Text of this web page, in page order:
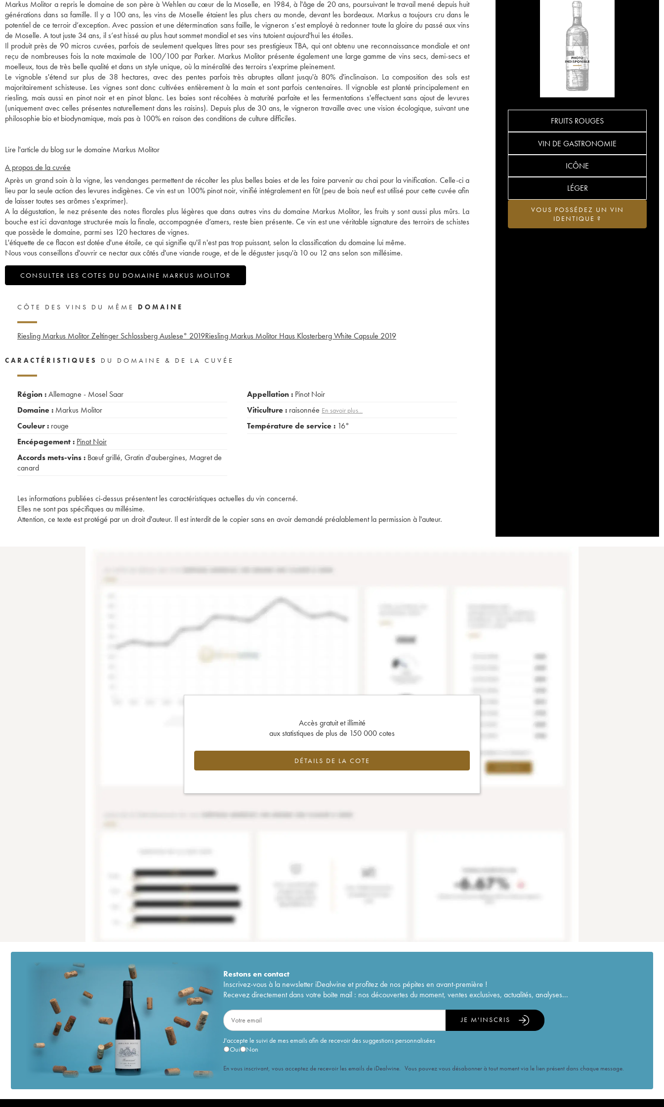
Markus Molitor a repris le domaine de son père à Wehlen au cœur de la Moselle, en 1984, à l'âge de 20 ans, poursuivant le travail mené depuis huit
générations dans sa famille. Il y a 100 ans, les vins de Moselle étaient les plus chers au monde, devant les bordeaux. Markus a toujours cru dans le
potentiel de ce terroir d’exception. Avec passion et une détermination sans faille, le vigneron s’est employé à redonner toute la gloire du passé aux vins
de Moselle. A tout juste 34 ans, il s’est hissé au plus haut sommet mondial et ses vins tutoient aujourd'hui les étoiles.
Il produit près de 90 micros cuvées, parfois de seulement quelques litres pour ses prestigieux TBA, qui ont obtenu une reconnaissance mondiale et ont
reçu de nombreuses fois la note maximale de 100/100 par Parker. Markus Molitor présente également une large gamme de vins secs, demi-secs et
moelleux, tous de très belle qualité et dans un style unique, où la minéralité des terroirs s'exprime pleinement.
Le vignoble s'étend sur plus de 38 hectares, avec des pentes parfois très abruptes allant jusqu'à 80% d'inclinaison. La composition des sols est
majoritairement schisteuse. Les vignes sont donc cultivées entièrement à la main et sont parfois centenaires. Il vignoble est planté principalement en
riesling, mais aussi en pinot noir et en pinot blanc. Les baies sont récoltées à maturité parfaite et les fermentations s'effectuent sans ajout de levures
(uniquement avec celles présentes naturellement dans les raisins). Depuis plus de 30 ans, le vigneron travaille avec une vision écologique, suivant une
philosophie bio et biodynamique, mais pas à 100% en raison des conditions de culture difficiles.
Lire l'article du blog sur le domaine Markus Molitor
A propos de la cuvée
Après un grand soin à la vigne, les vendanges permettent de récolter les plus belles baies et de les faire parvenir au chai pour la vinification. Celle-ci a
lieu par la seule action des levures indigènes. Ce vin est un 100% pinot noir, vinifié intégralement en fût (peu de bois neuf est utilisé pour cette cuvée afin
de laisser toutes ses arômes s'exprimer).
A la dégustation, le nez présente des notes florales plus légères que dans autres vins du domaine Markus Molitor, les fruits y sont aussi plus mûrs. La
bouche est ici davantage structurée mais la finale, accompagnée d’amers, reste bien présente. Ce vin est une véritable signature des terroirs de schistes
que possède le domaine, parmi ses 120 hectares de vignes.
L'étiquette de ce flacon est dotée d'une étoile, ce qui signifie qu'il n'est pas trop puissant, selon la classification du domaine lui même.
Nous vous conseillons d'ouvrir ce nectar aux côtés d'une viande rouge, et de le déguster jusqu'à 10 ou 12 ans selon son millésime.
CONSULTER LES COTES DU DOMAINE MARKUS MOLITOR
FRUITS ROUGES
VIN DE GASTRONOMIE
ICÔNE
LÉGER
VOUS POSSÉDEZ UN VIN
IDENTIQUE ?
CÔTE DES VINS DU MÊME DOMAINE
Riesling Markus Molitor Zeltinger Schlossberg Auslese° 2019Riesling Markus Molitor Haus Klosterberg White Capsule 2019
CARACTÉRISTIQUES DU DOMAINE & DE LA CUVÉE
Région :Allemagne - Mosel Saar
Domaine : Markus Molitor
Couleur : rouge
Encépagement : Pinot Noir
Accords mets-vins : Bœuf grillé, Gratin d'aubergines, Magret de
canard
Appellation : Pinot Noir
Viticulture : raisonnée En savoir plus...
Température de service : 16°
Les informations publiées ci-dessus présentent les caractéristiques actuelles du vin concerné.
Elles ne sont pas spécifiques au millésime.
Attention, ce texte est protégé par un droit d'auteur. Il est interdit de le copier sans en avoir demandé préalablement la permission à l'auteur.
Accès gratuit et illimité
aux statistiques de plus de 150 000 cotes
DÉTAILS DE LA COTE
Restons encontact
Inscrivez-vous à la newsletter iDealwine et profitez de nos pépites en avant-première !
Recevez directement dans votre boîte mail : nos découvertes du moment, ventes exclusives, actualités, analyses...
J'accepte le suivi de mes emails afin de recevoir des suggestions personnalisées
Oui
Non
JE M'INSCRIS
En vous inscrivant, vous acceptez de recevoir les emails de iDealwine. Vous pouvez vous désabonner à tout moment via le lien présent dans chaque message.